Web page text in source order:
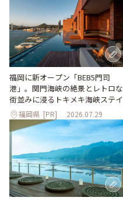
福岡に新オープン「BEB5門司
港」。関門海峡の絶景とレトロな
街並みに浸るトキメキ海峡ステイ
福岡県 [PR] 2026.07.29